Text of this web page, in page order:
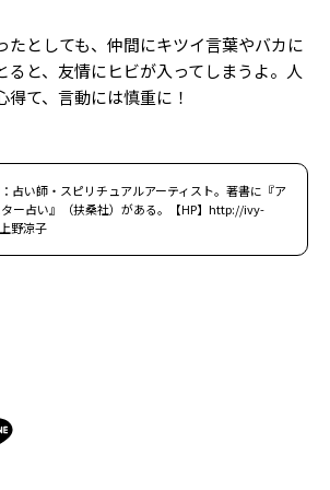
たとしても、仲間にキツイ言葉やバカに
ると、友情にヒビが入ってしまうよ。人
て、言動には慎重に！
占い師・スピリチュアルアーティスト。著書に『ア
ー占い』（扶桑社）がある。【HP】http://ivy-
野涼子